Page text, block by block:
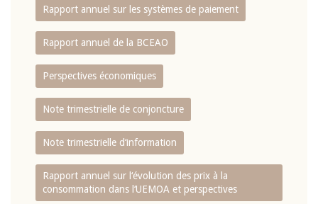
Rapport annuel sur les systèmes de paiement
Rapport annuel de la BCEAO
Perspectives économiques
Note trimestrielle de conjoncture
Note trimestrielle d‘information
Rapport annuel sur l‘évolution des prix à la
consommation dans l‘UEMOA et perspectives